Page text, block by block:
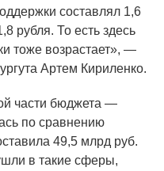
составлял 1,6
рубля. То есть здесь
тоже возрастает», —
Артем Кириленко.
части бюджета —
по сравнению
49,5 млрд руб.
в такие сферы,